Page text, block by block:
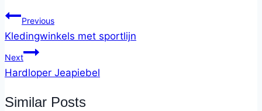
Previous
Kledingwinkels met sportlijn
Next
Hardloper Jeapiebel
Similar Posts